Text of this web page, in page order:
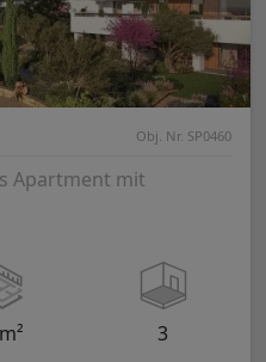
Obj. Nr. SP0460
Apartment mit
3